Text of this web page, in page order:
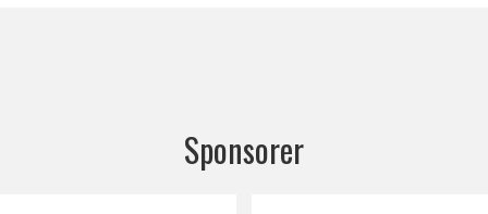
Sponsorer